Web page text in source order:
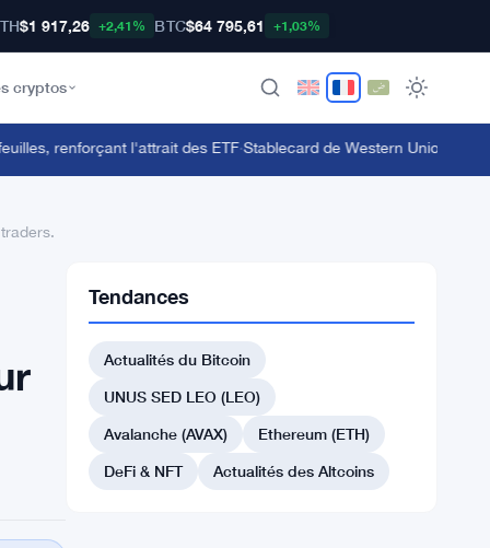
$1 917,26 +2,41% BTC$64 795,61 +1,03%
cryptos
renforçant l'attrait des ETF·Stablecard de Western Union se
Tendances
Actualités du Bitcoin
UNUS SED LEO (LEO)
Avalanche (AVAX)
Ethereum (ETH)
DeFi & NFT
Actualités des Altcoins